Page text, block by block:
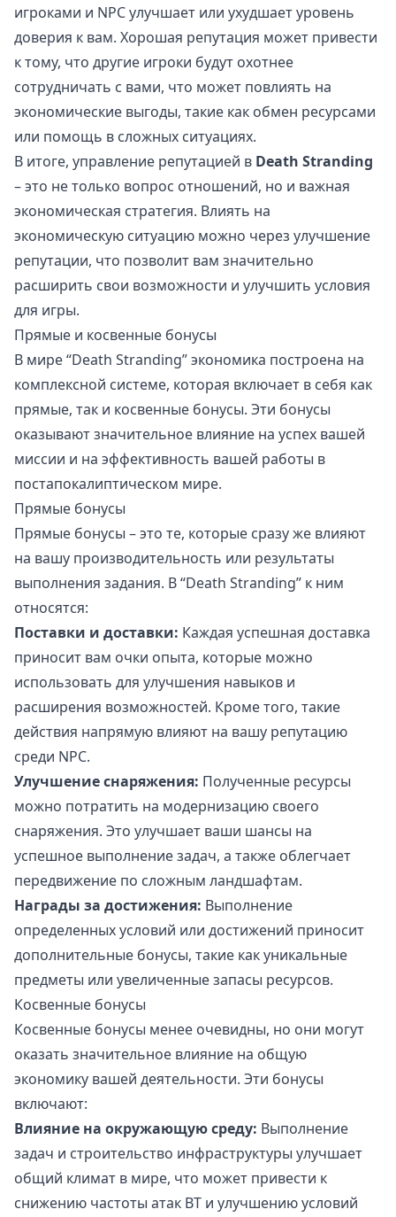
игроками и NPC улучшает или ухудшает уровень
доверия к вам. Хорошая репутация может привести
к тому, что другие игроки будут охотнее
сотрудничать с вами, что может повлиять на
экономические выгоды, такие как обмен ресурсами
или помощь в сложных ситуациях.
В итоге, управление репутацией в Death Stranding
– это не только вопрос отношений, но и важная
экономическая стратегия. Влиять на
экономическую ситуацию можно через улучшение
репутации, что позволит вам значительно
расширить свои возможности и улучшить условия
для игры.
Прямые и косвенные бонусы
В мире “Death Stranding” экономика построена на
комплексной системе, которая включает в себя как
прямые, так и косвенные бонусы. Эти бонусы
оказывают значительное влияние на успех вашей
миссии и на эффективность вашей работы в
постапокалиптическом мире.
Прямые бонусы
Прямые бонусы – это те, которые сразу же влияют
на вашу производительность или результаты
выполнения задания. В “Death Stranding” к ним
относятся:
Поставки и доставки: Каждая успешная доставка
приносит вам очки опыта, которые можно
использовать для улучшения навыков и
расширения возможностей. Кроме того, такие
действия напрямую влияют на вашу репутацию
среди NPC.
Улучшение снаряжения: Полученные ресурсы
можно потратить на модернизацию своего
снаряжения. Это улучшает ваши шансы на
успешное выполнение задач, а также облегчает
передвижение по сложным ландшафтам.
Награды за достижения: Выполнение
определенных условий или достижений приносит
дополнительные бонусы, такие как уникальные
предметы или увеличенные запасы ресурсов.
Косвенные бонусы
Косвенные бонусы менее очевидны, но они могут
оказать значительное влияние на общую
экономику вашей деятельности. Эти бонусы
включают:
Влияние на окружающую среду: Выполнение
задач и строительство инфраструктуры улучшает
общий климат в мире, что может привести к
снижению частоты атак BT и улучшению условий